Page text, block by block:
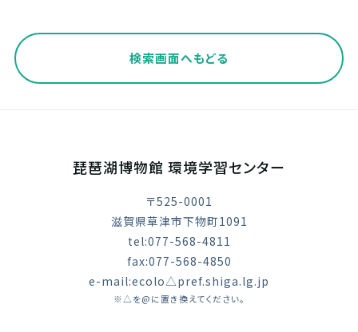
検索画面へもどる
琵琶湖博物館 環境学習センター
〒525-0001
滋賀県草津市下物町1091
tel:077-568-4811
fax:077-568-4850
e-mail:ecolo△pref.shiga.lg.jp
※△を@に置き換えてください。